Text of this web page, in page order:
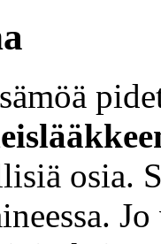
osia.